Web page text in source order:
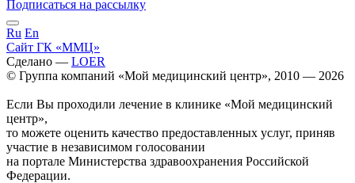
Подписаться на рассылку
Ru En
Сайт ГК «ММЦ»
Сделано — LOER
© Группа компаний «Мой медицинский центр», 2010 — 2026
Если Вы проходили лечение в клинике «Мой медицинский
центр»,
то можете оценить качество предоставленных услуг, приняв
участие в независимом голосовании
на портале Министерства здравоохранения Российской
Федерации.